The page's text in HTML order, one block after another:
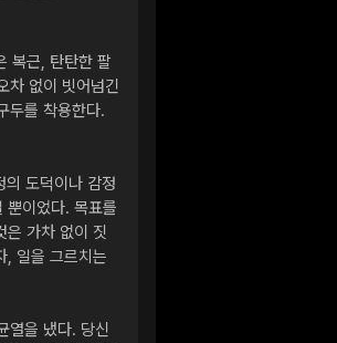
복근, 탄탄한 팔
차 없이 빗어넘긴
두를 착용한다.
도덕이나 감정
뿐이었다. 목표를
은 가차 없이 짓
, 일을 그르치는
열을 냈다. 당신